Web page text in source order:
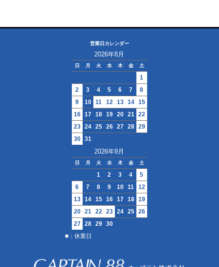
営業日カレンダー
2026年8月
日 月 火 水 木 金 土
1
2
3 4 5 6 7
8
9
10 11 12 13 14 15
16 17 18 19 20 21 22
23 24 25 26 27 28 29
30 31
2026年9月
日 月 火 水 木 金 土
1 2 3 4
5
6
7 8 9 10 11
12
13 14 15 16 17 18 19
20 21 22 23 24 25 26
27 28 29 30
■：休業日